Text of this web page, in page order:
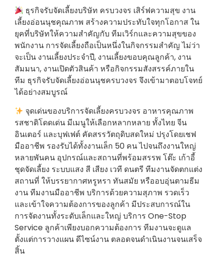
ธุรกิจรับจัดเลี้ยงบริษัท ครบวงจร เสิร์ฟความสุข งาน
เลี้ยงอ่อนนุชคุณภาพ สร้างความประทับใจทุกโอกาส ใน
ยุคที่บริษัทให้ความสำคัญกับ ทีมเวิร์กและความสุขของ
พนักงาน การจัดเลี้ยงถือเป็นหนึ่งในกิจกรรมสำคัญ ไม่ว่า
จะเป็น งานเลี้ยงประจำปี, งานเลี้ยงขอบคุณลูกค้า, งาน
สัมมนา, งานเปิดตัวสินค้า หรือกิจกรรมสังสรรค์ภายใน
ทีม ธุรกิจรับจัดเลี้ยงอ่อนนุชครบวงจร จึงเข้ามาตอบโจทย์
ได้อย่างสมบูรณ์
จุดเด่นของบริการจัดเลี้ยงครบวงจร อาหารคุณภาพ
รสชาติโดดเด่น มีเมนูให้เลือกหลากหลาย ทั้งไทย จีน
อินเตอร์ และบุฟเฟต์ คัดสรรวัตถุดิบสดใหม่ ปรุงโดยเชฟ
มืออาชีพ รองรับได้ทั้งงานเล็ก 50 คน ไปจนถึงงานใหญ่
หลายพันคน อุปกรณ์และสถานที่พร้อมสรรพ โต๊ะ เก้าอี้
ชุดจัดเลี้ยง ระบบแสง สี เสียง เวที ดนตรี ทีมงานจัดตกแต่ง
สถานที่ ให้บรรยากาศหรูหรา ทันสมัย หรืออบอุ่นตามธีม
งาน ทีมงานมืออาชีพ บริการด้วยความสุภาพ รวดเร็ว
และเข้าใจความต้องการของลูกค้า มีประสบการณ์ใน
การจัดงานทั้งระดับเล็กและใหญ่ บริการ One-Stop
Service ลูกค้าเพียงบอกความต้องการ ทีมงานจะดูแล
ตั้งแต่การวางแผน ดีไซน์งาน ตลอดจนดำเนินงานจนเสร็จ
สิ้น